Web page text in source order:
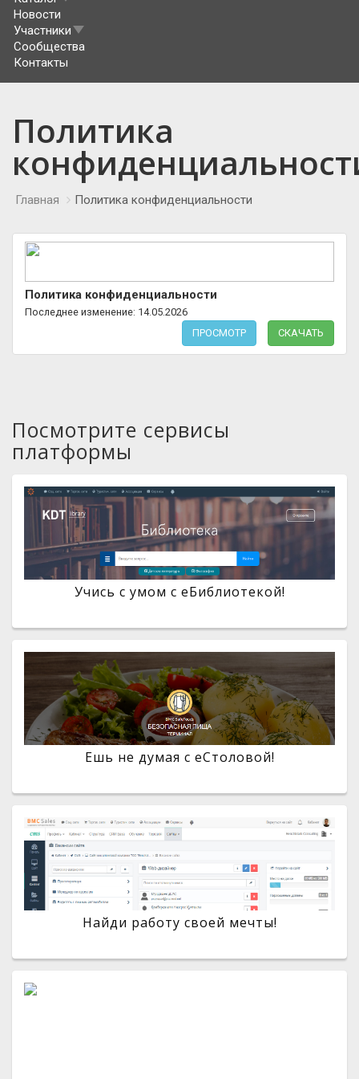
Новости
Участники
Сообщества
Контакты
Политика
Главная Политика конфиденциальности
Политика конфиденциальности
Последнее изменение: 14.05.2026
ПРОСМОТР
СКАЧАТЬ
Посмотрите сервисы
платформы
Учись с умом с eБиблиотекой!
Ешь не думая с eСтоловой!
Найди работу своей мечты!